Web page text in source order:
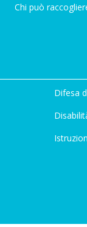
Chi può
Difesa